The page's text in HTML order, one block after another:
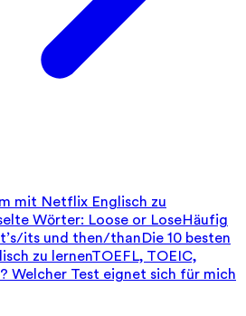
mit Netflix Englisch zu
Wörter: Loose or LoseHäufig
its und then/thanDie 10 besten
zu lernenTOEFL, TOEIC,
Welcher Test eignet sich für mich